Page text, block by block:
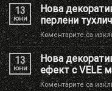
13
юни
Нова
перлени
Коментарите са
13
юни
Нова
ефект с VELE
Коментарите са